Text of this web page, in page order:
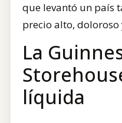
que levantó un país
precio alto,
La
líquida